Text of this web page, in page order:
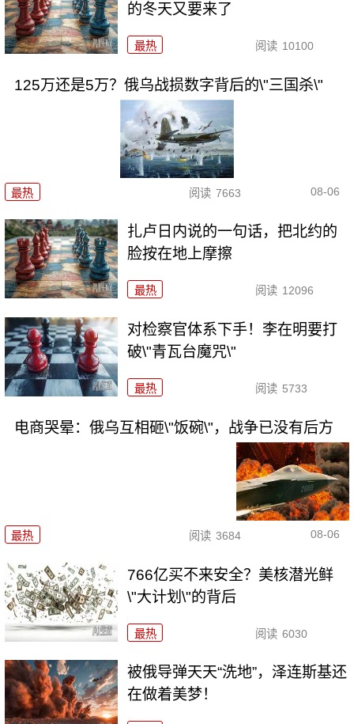
的冬天又要来了
最热 阅读 10100
125万还是5万？俄乌战损数字背后的\"三国杀\"
最热 阅读 7663 08-06
扎卢日内说的一句话，把北约的
脸按在地上摩擦
最热 阅读 12096
对检察官体系下手！李在明要打
破\"青瓦台魔咒\"
最热 阅读 5733
电商哭晕：俄乌互相砸\"饭碗\"，战争已没有后方
最热 阅读 3684 08-06
766亿买不来安全？美核潜光鲜
\"大计划\"的背后
最热 阅读 6030
被俄导弹天天“洗地”，泽连斯基还
在做着美梦！